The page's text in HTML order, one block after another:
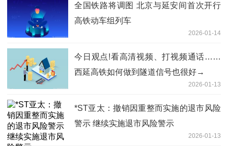
全国铁路将调图 北京与延安间首次开行
高铁动车组列车
2026-01-14
今日观点!看高清视频、打视频通话……
西延高铁如何做到隧道信号也很好→
2026-01-13
*ST亚太：撤销因重整而实施的退市风险
警示 继续实施退市风险警示
2026-01-13